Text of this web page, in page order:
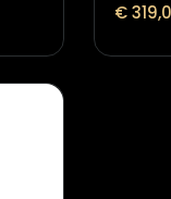
€